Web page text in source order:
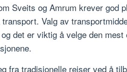
Sveits og Amrum krever god
Valg av
det er viktig å velge den mest
fra tradisjonelle reiser ved å